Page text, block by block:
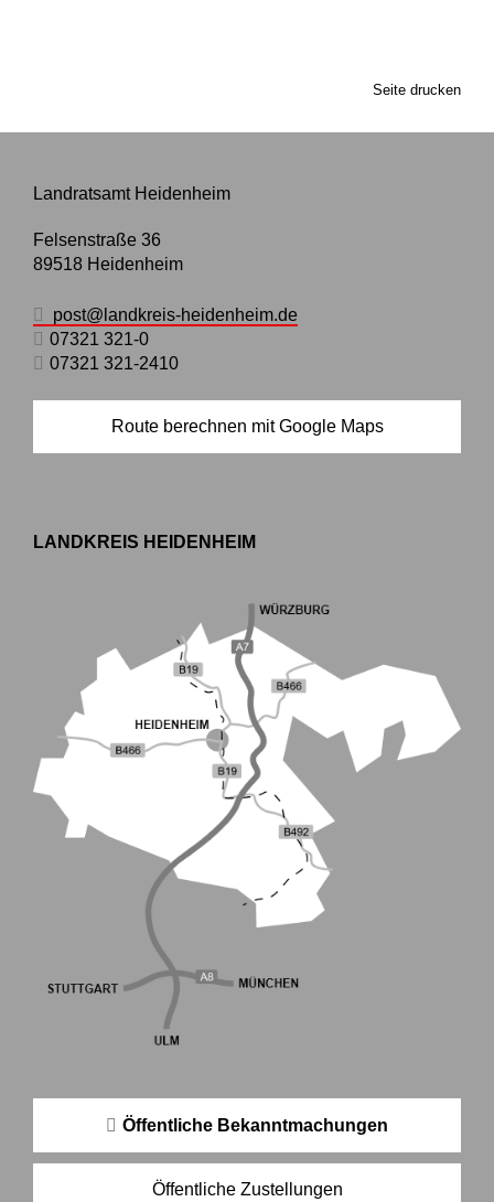
Seite drucken
Landratsamt Heidenheim
Felsenstraße 36
89518 Heidenheim
post@landkreis-heidenheim.de
07321 321-0
07321 321-2410
Route berechnen mit Google Maps
LANDKREIS HEIDENHEIM
Öffentliche Bekanntmachungen
Öffentliche Zustellungen